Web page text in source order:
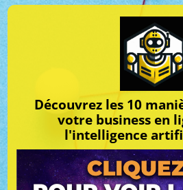
Découvrez les 10
votre business en
l'intelligence